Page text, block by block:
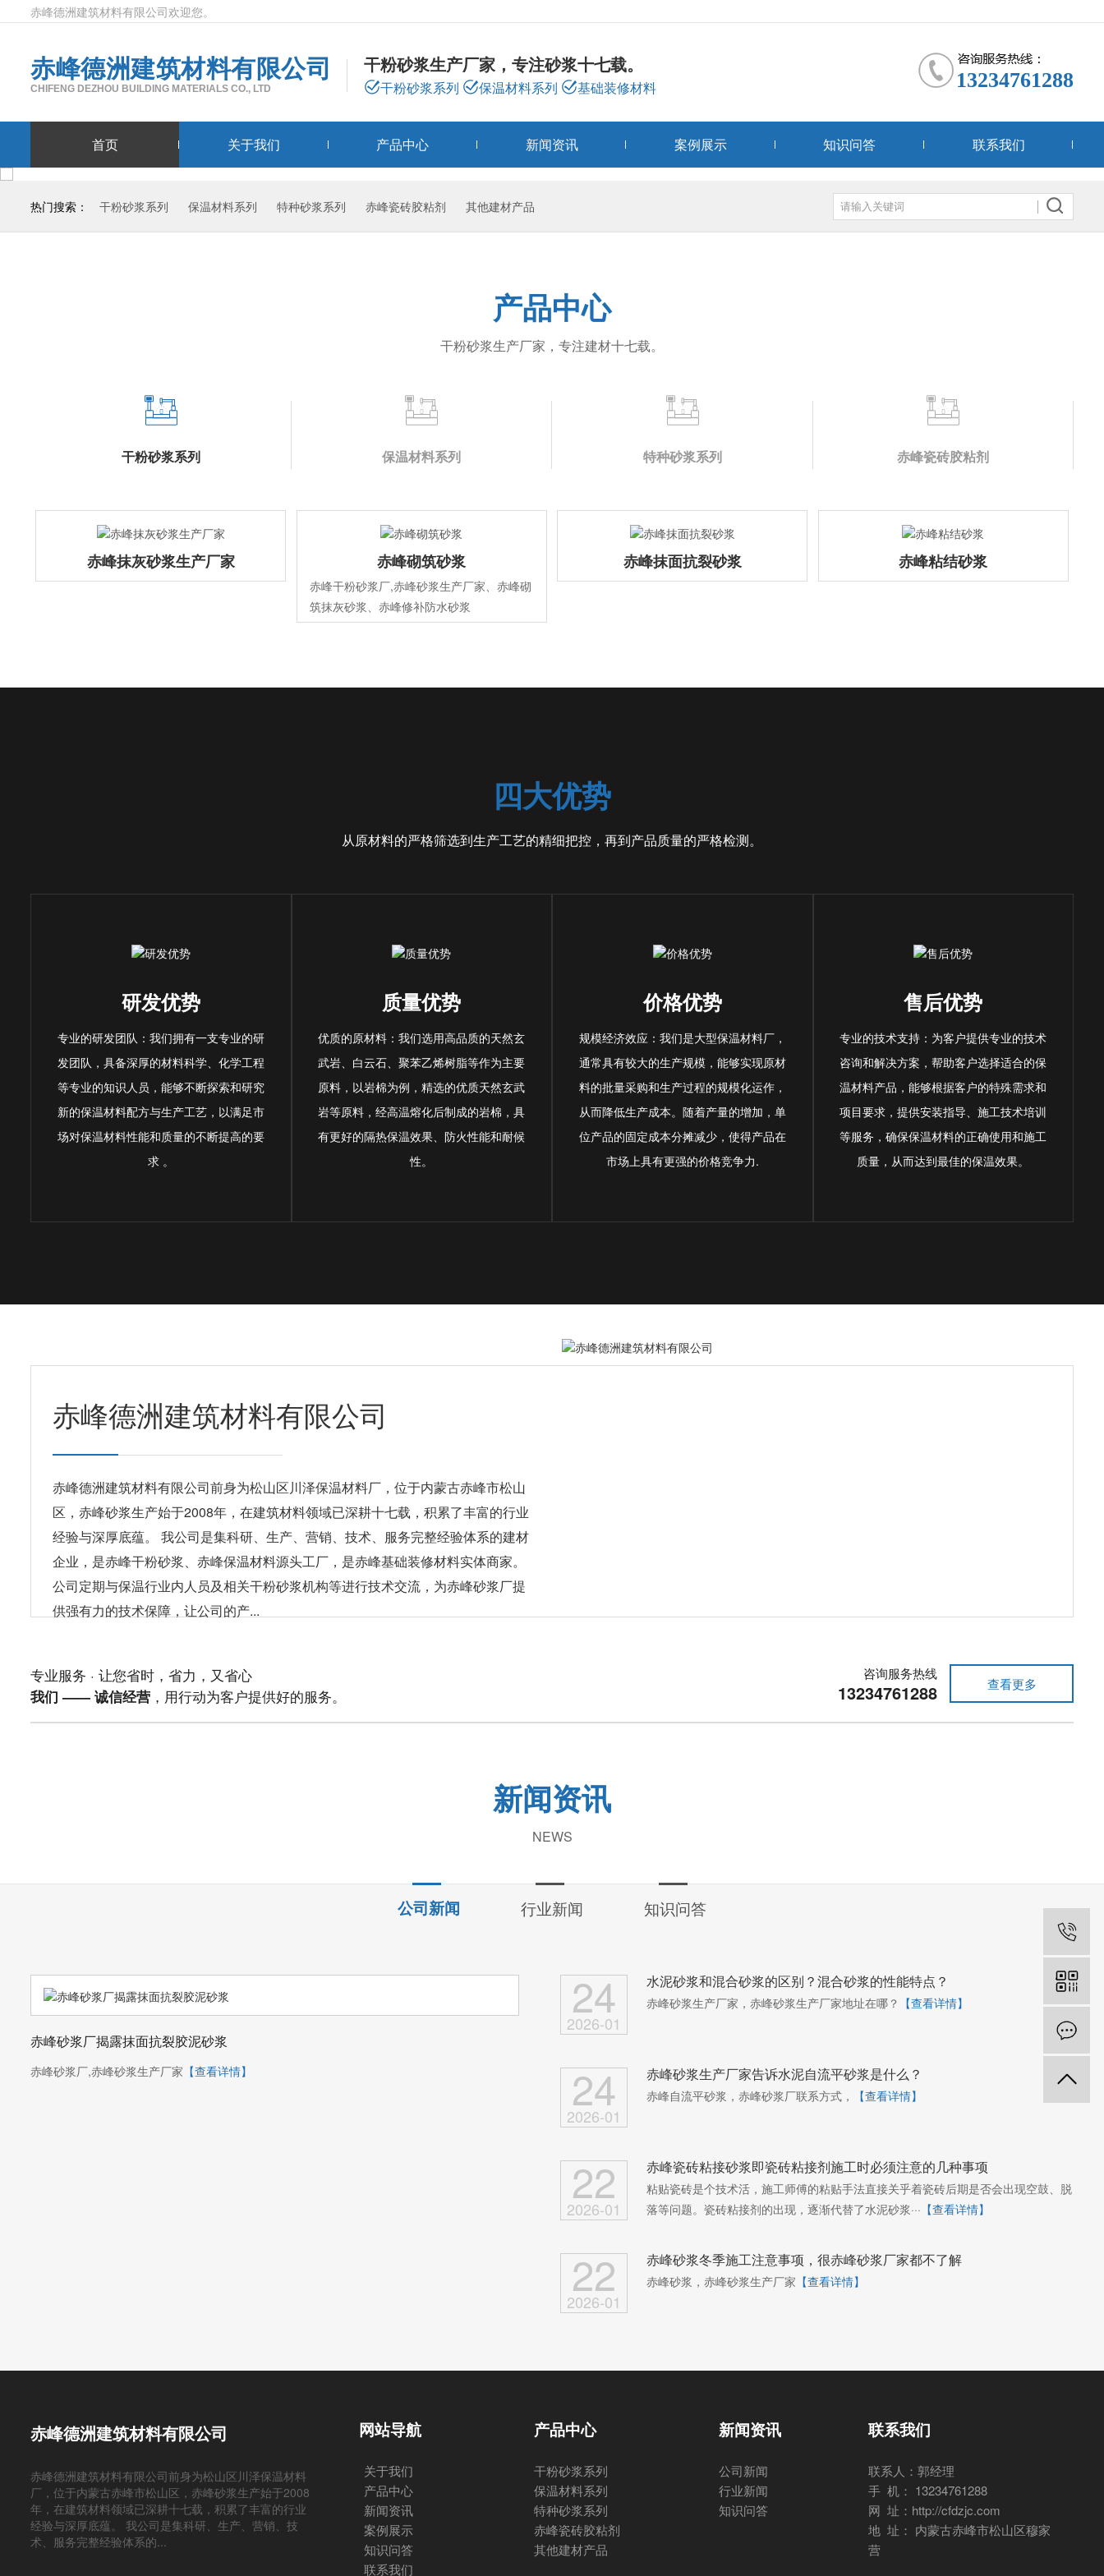
赤峰德洲建筑材料有限公司欢迎您。
赤峰德洲建筑材料有限公司
CHIFENG DEZHOU BUILDING MATERIALS CO., LTD
干粉砂浆生产厂家，专注砂浆十七载。
干粉砂浆系列 保温材料系列 基础装修材料 13234761288
首页 关于我们 产品中心 新闻资讯 案例展示 知识问答 联系我们
热门搜索： 干粉砂浆系列 保温材料系列 特种砂浆系列 赤峰瓷砖胶粘剂 其他建材产品
产品中心
干粉砂浆生产厂家，专注建材十七载。
干粉砂浆系列 保温材料系列 特种砂浆系列 赤峰瓷砖胶粘剂
赤峰抹灰砂浆生产厂家 赤峰砌筑砂浆
赤峰干粉砂浆厂,赤峰砂浆生产厂家、赤峰砌
筑抹灰砂浆、赤峰修补防水砂浆
赤峰抹面抗裂砂浆 赤峰粘结砂浆
四大优势
从原材料的严格筛选到生产工艺的精细把控，再到产品质量的严格检测。
研发优势
专业的研发团队：我们拥有一支专业的研
发团队，具备深厚的材料科学、化学工程
等专业的知识人员，能够不断探索和研究
新的保温材料配方与生产工艺，以满足市
场对保温材料性能和质量的不断提高的要
求 。
质量优势
优质的原材料：我们选用高品质的天然玄
武岩、白云石、聚苯乙烯树脂等作为主要
原料，以岩棉为例，精选的优质天然玄武
岩等原料，经高温熔化后制成的岩棉，具
有更好的隔热保温效果、防火性能和耐候
性。
价格优势
规模经济效应：我们是大型保温材料厂，
通常具有较大的生产规模，能够实现原材
料的批量采购和生产过程的规模化运作，
从而降低生产成本。随着产量的增加，单
位产品的固定成本分摊减少，使得产品在
市场上具有更强的价格竞争力.
售后优势
专业的技术支持：为客户提供专业的技术
咨询和解决方案，帮助客户选择适合的保
温材料产品，能够根据客户的特殊需求和
项目要求，提供安装指导、施工技术培训
等服务，确保保温材料的正确使用和施工
质量，从而达到最佳的保温效果。
赤峰德洲建筑材料有限公司
赤峰德洲建筑材料有限公司前身为松山区川泽保温材料厂，位于内蒙古赤峰市松山
区，赤峰砂浆生产始于2008年，在建筑材料领域已深耕十七载，积累了丰富的行业
经验与深厚底蕴。 我公司是集科研、生产、营销、技术、服务完整经验体系的建材
企业，是赤峰干粉砂浆、赤峰保温材料源头工厂，是赤峰基础装修材料实体商家。
公司定期与保温行业内人员及相关干粉砂浆机构等进行技术交流，为赤峰砂浆厂提
供强有力的技术保障，让公司的产...
专业服务 · 让您省时，省力，又省心
我们 —— 诚信经营 ，用行动为客户提供好的服务。
查看更多
咨询服务热线
13234761288
新闻资讯
NEWS
公司新闻 行业新闻 知识问答
赤峰砂浆厂揭露抹面抗裂胶泥砂浆
赤峰砂浆厂,赤峰砂浆生产厂家 【查看详情】
24
2026-01
水泥砂浆和混合砂浆的区别？混合砂浆的性能特点？
赤峰砂浆生产厂家，赤峰砂浆生产厂家地址在哪？ 【查看详情】
24
2026-01
赤峰砂浆生产厂家告诉水泥自流平砂浆是什么？
赤峰自流平砂浆，赤峰砂浆厂联系方式， 【查看详情】
22
2026-01
赤峰瓷砖粘接砂浆即瓷砖粘接剂施工时必须注意的几种事项
粘贴瓷砖是个技术活，施工师傅的粘贴手法直接关乎着瓷砖后期是否会出现空鼓、脱
落等问题。瓷砖粘接剂的出现，逐渐代替了水泥砂浆··· 【查看详情】
22
2026-01
赤峰砂浆冬季施工注意事项，很赤峰砂浆厂家都不了解
赤峰砂浆，赤峰砂浆生产厂家 【查看详情】
赤峰德洲建筑材料有限公司
赤峰德洲建筑材料有限公司前身为松山区川泽保温材料
厂，位于内蒙古赤峰市松山区，赤峰砂浆生产始于2008
年，在建筑材料领域已深耕十七载，积累了丰富的行业
经验与深厚底蕴。 我公司是集科研、生产、营销、技
术、服务完整经验体系的...
网站导航
关于我们
产品中心
新闻资讯
案例展示
知识问答
联系我们
产品中心
干粉砂浆系列
保温材料系列
特种砂浆系列
赤峰瓷砖胶粘剂
其他建材产品
新闻资讯
公司新闻
行业新闻
知识问答
联系我们
联系人：郭经理
手 机： 13234761288
网 址：http://cfdzjc.com
地 址： 内蒙古赤峰市松山区穆家
营